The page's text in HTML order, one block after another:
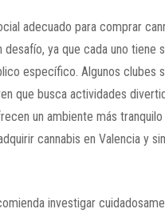
adecuado para comprar
desafío, ya que cada uno tiene
específico. Algunos clubes
que busca actividades
un ambiente más tranquilo
cannabis en Valencia y
investigar